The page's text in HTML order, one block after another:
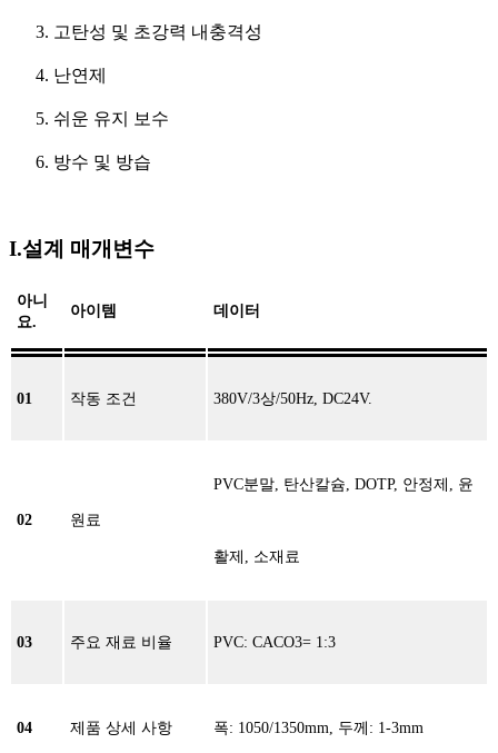
3. 고탄성 및 초강력 내충격성
4. 난연제
5. 쉬운 유지 보수
6. 방수 및 방습
I.설계 매개변수
아니
요.
아이템 데이터
01 작동 조건 380V/3상/50Hz, DC24V.
02 원료
PVC분말, 탄산칼슘, DOTP, 안정제, 윤
활제, 소재료
03 주요 재료 비율 PVC: CACO3= 1:3
04 제품 상세 사항 폭: 1050/1350mm, 두께: 1-3mm